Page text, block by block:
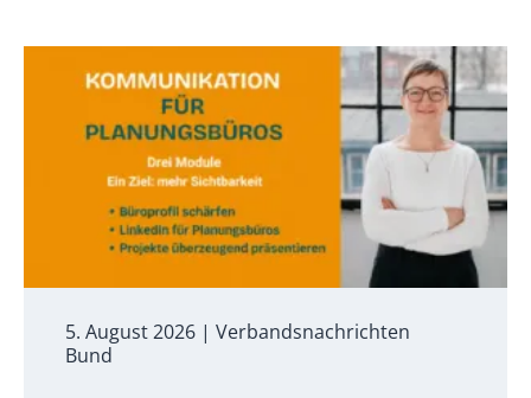
5. August 2026 | Verbandsnachrichten
Bund